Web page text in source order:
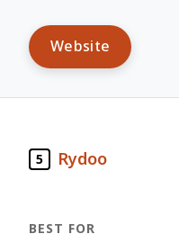
Website
5 Rydoo